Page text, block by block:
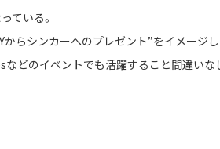
ている。
らシンカーへのプレゼント”をイメージ
などのイベントでも活躍すること間違いな